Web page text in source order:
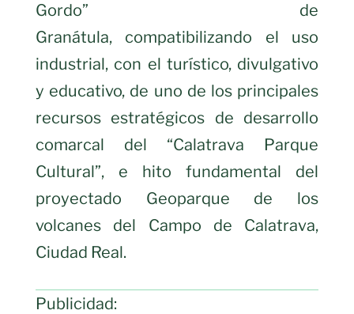
Gordo” de
Granátula, compatibilizando el uso
industrial, con el turístico, divulgativo
y educativo, de uno de los principales
recursos estratégicos de desarrollo
comarcal del “Calatrava Parque
Cultural”, e hito fundamental del
proyectado Geoparque de los
volcanes del Campo de Calatrava,
Ciudad Real.
Publicidad: